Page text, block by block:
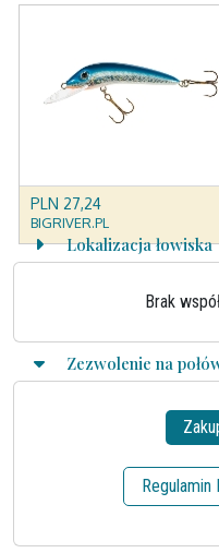
Lokalizacja łowiska
Brak
Zezwolenie na
Regulamin